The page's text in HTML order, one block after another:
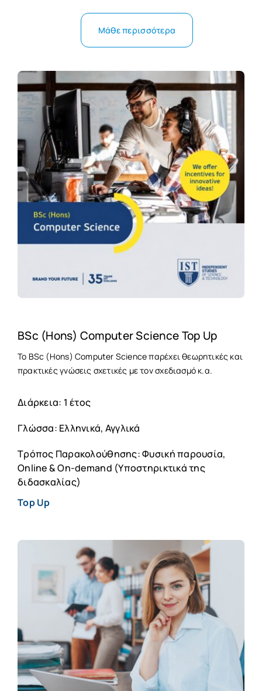
Μάθε περισσότερα
BSc (Hons) Computer Science Top Up
Το BSc (Hons) Computer Science παρέχει θεωρητικές και
πρακτικές γνώσεις σχετικές με τον σχεδιασμό κ.α.
Διάρκεια: 1 έτος
Γλώσσα: Ελληνικά, Αγγλικά
Τρόπος Παρακολούθησης: Φυσική παρουσία,
Online & On-demand (Υποστηρικτικά της
διδασκαλίας)
Top Up